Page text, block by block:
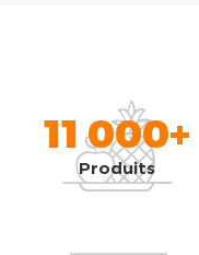
11 000+
Produits